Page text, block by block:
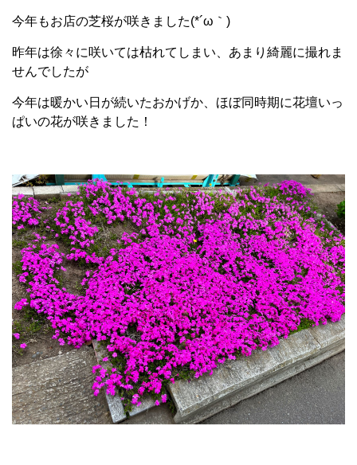
今年もお店の芝桜が咲きました(*´ω｀)
昨年は徐々に咲いては枯れてしまい、あまり綺麗に撮れま
せんでしたが
今年は暖かい日が続いたおかげか、ほぼ同時期に花壇いっ
ぱいの花が咲きました！